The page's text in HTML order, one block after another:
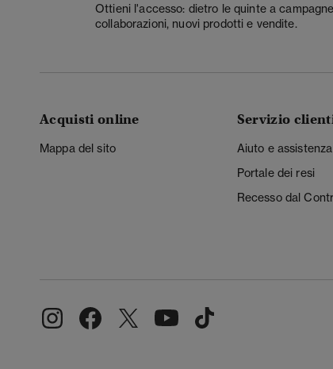
Ottieni l'accesso: dietro le quinte a
collaborazioni, nuovi prodotti e vendite.
Acquisti online
Mappa del sito
Servizio
Aiuto e assistenza
Portale dei resi
Recesso dal